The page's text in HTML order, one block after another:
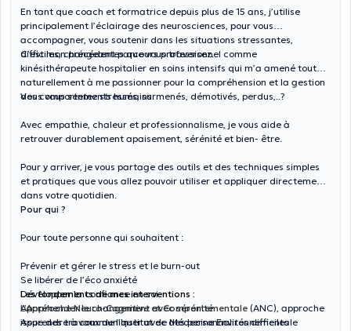
En tant que coach et formatrice depuis plus de 15 ans, j’utilise
principalement l’éclairage des neurosciences, pour vous
accompagner, vous soutenir dans les situations stressantes,
difficiles, changeantes que vous traversez.
C’est mon précédent parcours professionnel comme
kinésithérapeute hospitalier en soins intensifs qui m’a amené tout
naturellement à me passionner pour la compréhension et la gestion
des comportements humains.
Vous vous sentez stressés, surmenés, démotivés, perdus,..?
Avec empathie, chaleur et professionnalisme, je vous aide à
retrouver durablement apaisement, sérénité et bien- être.
Pour y arriver, je vous partage des outils et des techniques simples
et pratiques que vous allez pouvoir utiliser et appliquer directement
dans votre quotidien.
Pour qui ?
Pour toute personne qui souhaitent :
Prévenir et gérer le stress et le burn-out
Se libérer de l’éco anxiété
Développer la confiance en soi
Appréhender le changement avec sérénité
Apprendre à communiquer avec des personnalités difficiles
Les fondements de mes interventions :
L’Approche Neuro-Cognitive et Comportementale (ANC), approche
issue des travaux de l’Institut de Médecine Environnementale